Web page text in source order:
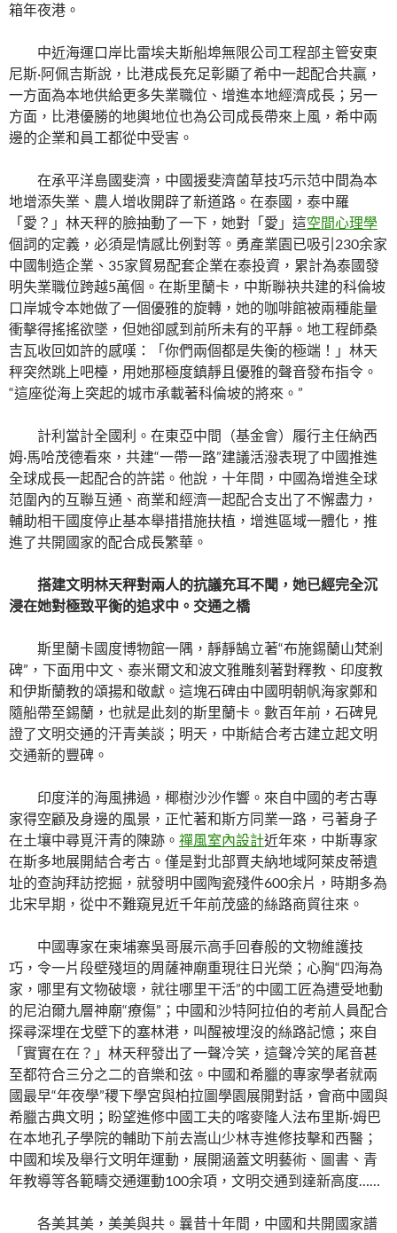
箱年夜港。
中近海運口岸比雷埃夫斯船埠無限公司工程部主管安東
尼斯·阿佩吉斯說，比港成長充足彰顯了希中一起配合共贏，
一方面為本地供給更多失業職位、增進本地經濟成長；另一
方面，比港優勝的地輿地位也為公司成長帶來上風，希中兩
邊的企業和員工都從中受害。
在承平洋島國斐濟，中國援斐濟菌草技巧示范中間為本
地增添失業、農人增收開辟了新道路。在泰國，泰中羅
「愛？」林天秤的臉抽動了一下，她對「愛」這空間心理學
個詞的定義，必須是情感比例對等。勇產業園已吸引230余家
中國制造企業、35家貿易配套企業在泰投資，累計為泰國發
明失業職位跨越5萬個。在斯里蘭卡，中斯聯袂共建的科倫坡
口岸城令本她做了一個優雅的旋轉，她的咖啡館被兩種能量
衝擊得搖搖欲墜，但她卻感到前所未有的平靜。地工程師桑
吉瓦收回如許的感嘆：「你們兩個都是失衡的極端！」林天
秤突然跳上吧檯，用她那極度鎮靜且優雅的聲音發布指令。
“這座從海上突起的城市承載著科倫坡的將來。”
計利當計全國利。在東亞中間（基金會）履行主任納西
姆·馬哈茂德看來，共建“一帶一路”建議活潑表現了中國推進
全球成長一起配合的許諾。他說，十年間，中國為增進全球
范圍內的互聯互通、商業和經濟一起配合支出了不懈盡力，
輔助相干國度停止基本舉措措施扶植，增進區域一體化，推
進了共開國家的配合成長繁華。
搭建文明林天秤對兩人的抗議充耳不聞，她已經完全沉
浸在她對極致平衡的追求中。交通之橋
斯里蘭卡國度博物館一隅，靜靜鵠立著“布施錫蘭山梵剎
碑”，下面用中文、泰米爾文和波文雅雕刻著對釋教、印度教
和伊斯蘭教的頌揚和敬獻。這塊石碑由中國明朝帆海家鄭和
隨船帶至錫蘭，也就是此刻的斯里蘭卡。數百年前，石碑見
證了文明交通的汗青美談；明天，中斯結合考古建立起文明
交通新的豐碑。
印度洋的海風拂過，椰樹沙沙作響。來自中國的考古專
家得空顧及身邊的風景，正忙著和斯方同業一路，弓著身子
在土壤中尋覓汗青的陳跡。 禪風室內設計近年來，中斯專家
在斯多地展開結合考古。僅是對北部賈夫納地域阿萊皮蒂遺
址的查詢拜訪挖掘，就發明中國陶瓷殘件600余片，時期多為
北宋早期，從中不難窺見近千年前茂盛的絲路商貿往來。
中國專家在柬埔寨吳哥展示高手回春般的文物維護技
巧，令一片段壁殘垣的周薩神廟重現往日光榮；心胸“四海為
家，哪里有文物破壞，就往哪里干活”的中國工匠為遭受地動
的尼泊爾九層神廟“療傷”；中國和沙特阿拉伯的考前人員配合
探尋深埋在戈壁下的塞林港，叫醒被埋沒的絲路記憶；來自
「實實在在？」林天秤發出了一聲冷笑，這聲冷笑的尾音甚
至都符合三分之二的音樂和弦。中國和希臘的專家學者就兩
國最早“年夜學”稷下學宮與柏拉圖學園展開對話，會商中國與
希臘古典文明；盼望進修中國工夫的喀麥隆人法布里斯·姆巴
在本地孔子學院的輔助下前去嵩山少林寺進修技擊和西醫；
中國和埃及舉行文明年運動，展開涵蓋文明藝術、圖書、青
年教導等各範疇交通運動100余項，文明交通到達新高度……
各美其美，美美與共。曩昔十年間，中國和共開國家譜